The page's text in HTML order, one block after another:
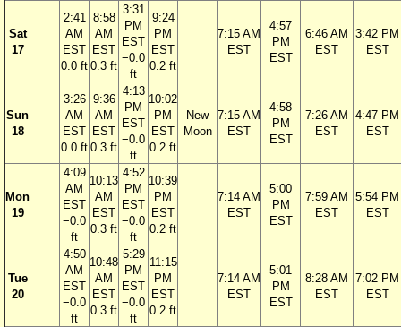
Sat
17
2:41
AM
EST
0.0 ft
8:58
AM
EST
0.3 ft
3:31
PM
EST
−0.0
ft
9:24
PM
EST
0.2 ft
7:15 AM
EST
4:57
PM
EST
6:46 AM
EST
3:42 PM
EST
Sun
18
3:26
AM
EST
0.0 ft
9:36
AM
EST
0.3 ft
4:13
PM
EST
−0.0
ft
10:02
PM
EST
0.2 ft
New
Moon
7:15 AM
EST
4:58
PM
EST
7:26 AM
EST
4:47 PM
EST
Mon
19
4:09
AM
EST
−0.0
ft
10:13
AM
EST
0.3 ft
4:52
PM
EST
−0.0
ft
10:39
PM
EST
0.2 ft
7:14 AM
EST
5:00
PM
EST
7:59 AM
EST
5:54 PM
EST
Tue
20
4:50
AM
EST
−0.0
ft
10:48
AM
EST
0.3 ft
5:29
PM
EST
−0.0
ft
11:15
PM
EST
0.2 ft
7:14 AM
EST
5:01
PM
EST
8:28 AM
EST
7:02 PM
EST